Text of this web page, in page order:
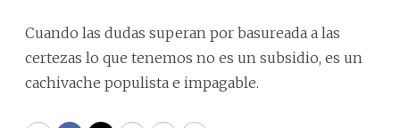
Cuando las dudas superan por basureada a las
certezas lo que tenemos no es un subsidio, es un
cachivache populista e impagable.